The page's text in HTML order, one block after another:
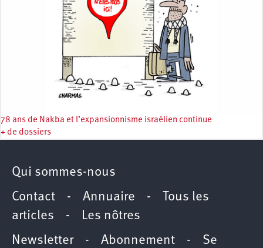
78 ans de Nakba et l’expansionnisme israélien continue
+ de dossiers
Qui sommes-nous
Contact - Annuaire -
Tous les
articles - Les nôtres
Newsletter- Abonnement - Se